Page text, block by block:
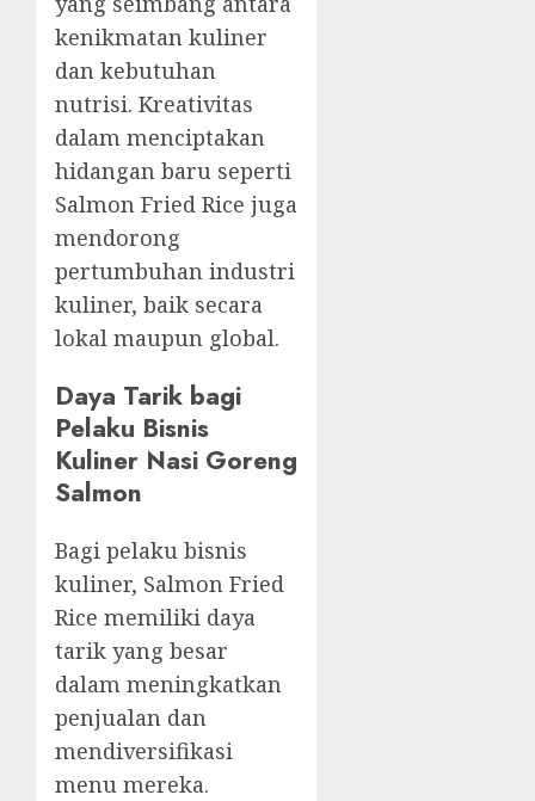
kenikmatan kuliner
dan kebutuhan
nutrisi. Kreativitas
dalam menciptakan
hidangan baru seperti
Salmon Fried Rice juga
mendorong
pertumbuhan industri
kuliner, baik secara
lokal maupun global.
Daya Tarik bagi
Pelaku Bisnis
Kuliner Nasi Goreng
Salmon
Bagi pelaku bisnis
kuliner, Salmon Fried
Rice memiliki daya
tarik yang besar
dalam meningkatkan
penjualan dan
mendiversifikasi
menu mereka.